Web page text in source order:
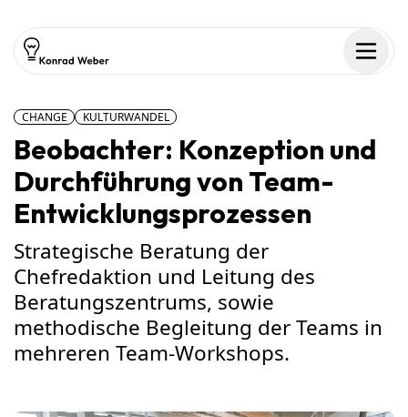
CHANGE KULTURWANDEL
Beobachter: Konzeption und
Durchführung von Team-
Entwicklungsprozessen
Strategische Beratung der
Chefredaktion und Leitung des
Beratungszentrums, sowie
methodische Begleitung der Teams in
mehreren Team-Workshops.